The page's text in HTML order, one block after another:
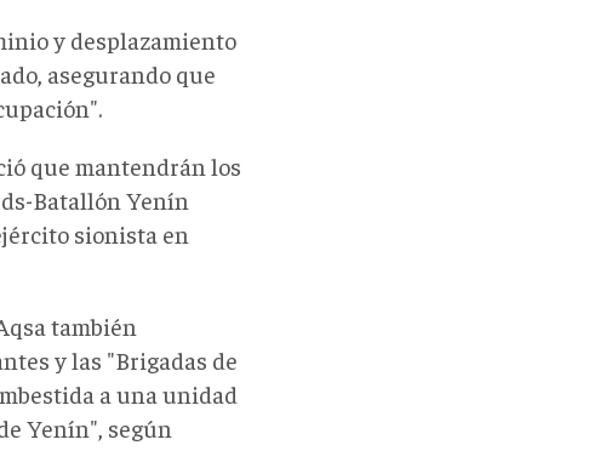
y desplazamiento
asegurando que
que mantendrán los
Batallón Yenín
sionista en
también
y las "Brigadas de
a una unidad
Yenín", según